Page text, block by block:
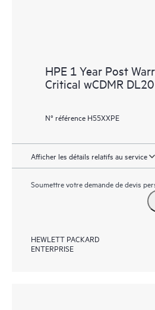
HPE 1 Year Post
Critical wCDMR
N° référence H55XXPE
Afficher les détails relatifs au service
Soumettre votre demande de devis
HEWLETT PACKARD
ENTERPRISE